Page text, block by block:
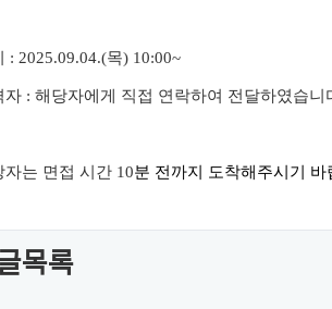
: 2025.09.04.(목) 10:00~
자 : 해당자에게 직접 연락하여 전달하였습니
자는 면접 시간 10분 전까지 도착해주시기 바
목록